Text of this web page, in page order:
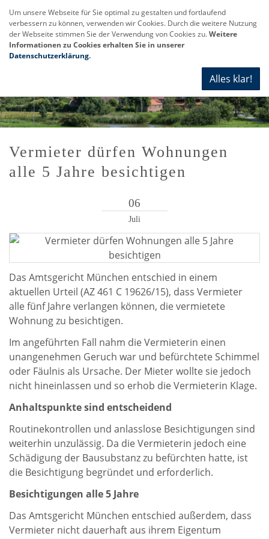
Vermieter dürfen Wohnungen
alle 5 Jahre besichtigen
06
Juli
Das Amtsgericht München entschied in einem
aktuellen Urteil (AZ 461 C 19626/15), dass Vermieter
alle fünf Jahre verlangen können, die vermietete
Wohnung zu besichtigen.
Im angeführten Fall nahm die Vermieterin einen
unangenehmen Geruch war und befürchtete Schimmel
oder Fäulnis als Ursache. Der Mieter wollte sie jedoch
nicht hineinlassen und so erhob die Vermieterin Klage.
Anhaltspunkte sind entscheidend
Routinekontrollen und anlasslose Besichtigungen sind
weiterhin unzulässig. Da die Vermieterin jedoch eine
Schädigung der Bausubstanz zu befürchten hatte, ist
die Besichtigung begründet und erforderlich.
Besichtigungen alle 5 Jahre
Das Amtsgericht München entschied außerdem, dass
Vermieter nicht dauerhaft aus ihrem Eigentum
Um unsere Webseite für Sie optimal zu gestalten und fortlaufend
verbessern zu können, verwenden wir Cookies. Durch die weitere Nutzung
der Webseite stimmen Sie der Verwendung von Cookies zu.Weitere
Informationen zu Cookies erhalten Sie in unserer
Datenschutzerklärung.
Alles klar!